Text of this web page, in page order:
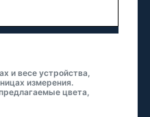
и весе устройства,
измерения.
цвета,